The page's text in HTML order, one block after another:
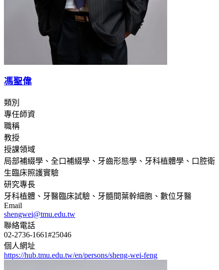
馮聖偉
類別
專任師資
職稱
教授
授課領域
局部補綴學、全口補綴學、牙齒形態學、牙科植體學、口腔衛
生臨床照護實驗
研究專長
牙科植體、牙醫臨床試驗、牙髓間葉幹細胞、數位牙醫
Email
shengwei@tmu.edu.tw
聯絡電話
02-2736-1661#25046
個人網址
https://hub.tmu.edu.tw/en/persons/sheng-wei-feng